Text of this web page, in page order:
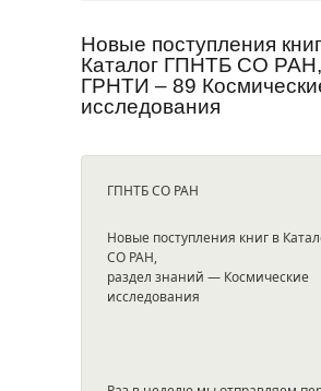
Новые поступления
Каталог ГПНТБ СО РАН,
ГРНТИ – 89
исследования
ГПНТБ СО РАН
Новые поступления книг в
СО РАН,
раздел знаний — Космические
исследования